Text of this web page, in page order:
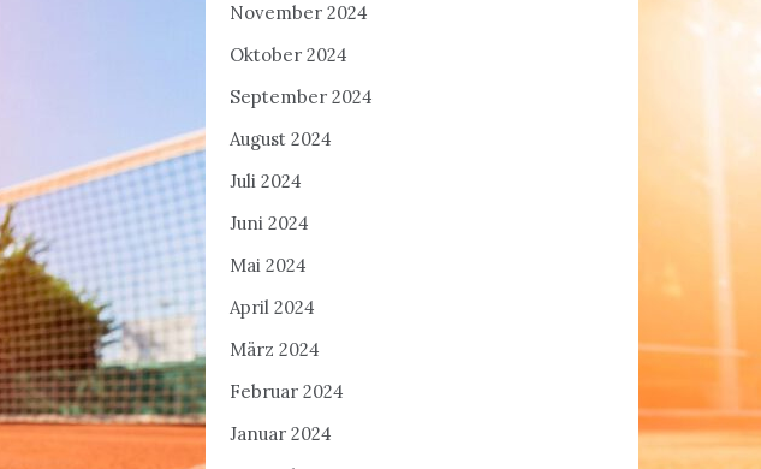
November 2024
Oktober 2024
September 2024
August 2024
Juli 2024
Juni 2024
Mai 2024
April 2024
März 2024
Februar 2024
Januar 2024